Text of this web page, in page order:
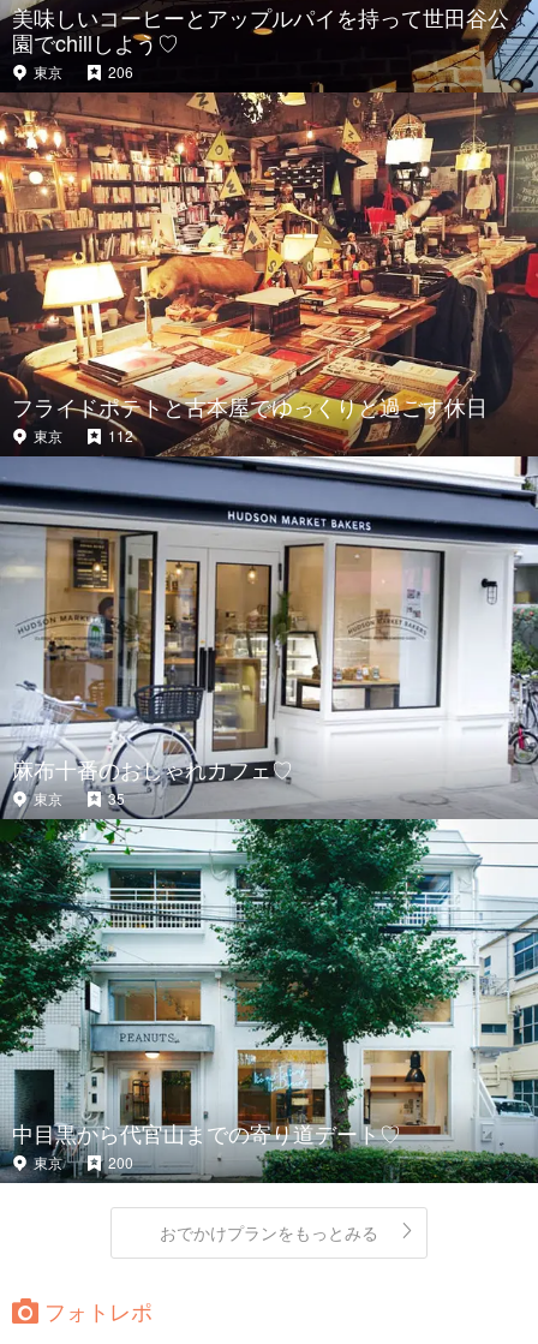
美味しいコーヒーとアップルパイを持って世田谷公
園でchillしよう♡
東京 206
フライドポテトと古本屋でゆっくりと過ごす休日
東京 112
麻布十番のおしゃれカフェ♡
東京 35
中目黒から代官山までの寄り道デート♡
東京 200
おでかけプランをもっとみる
フォトレポ